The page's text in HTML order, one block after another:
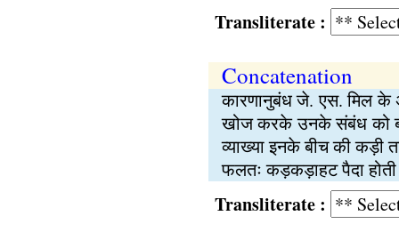
Transliterate :
Concatenation
कारणानुबंध जे. एस. मिल के
खोज करके उनके संबंध को
व्याख्या इनके बीच की कड़ी
फलतः कड़कड़ाहट पैदा
Transliterate :